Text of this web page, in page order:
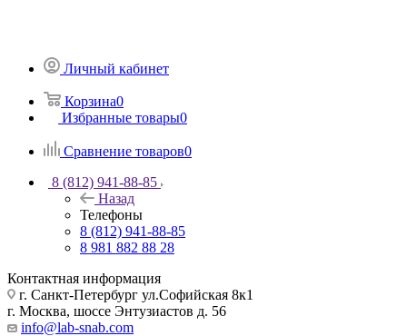
Личный кабинет
Корзина0
Избранные товары0
Сравнение товаров0
8 (812) 941-88-85
Назад
Телефоны
8 (812) 941-88-85
8 981 882 88 28
Контактная информация
г. Санкт-Петербург ул.Софийская 8к1
г. Москва, шоссе Энтузиастов д. 56
info@lab-snab.com